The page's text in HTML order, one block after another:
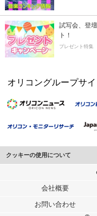
試写会、登
ト！
プレゼント特集
オリコングループサイ
クッキーの使用について
このサイトでは Cookie を使用し
行っています。
メディアや広告配信、データ解
各パートナーは、この情報とユ
会社概要
お問い合わせ